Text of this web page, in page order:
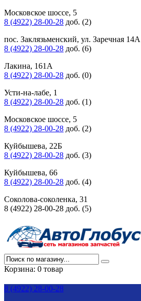
Московское шоссе, 5
8 (4922) 28-00-28 доб. (2)
пос. Заклязьменский, ул. Заречная 14А
8 (4922) 28-00-28 доб. (6)
Лакина, 161А
8 (4922) 28-00-28 доб. (0)
Усти-на-лабе, 1
8 (4922) 28-00-28 доб. (1)
Московское шоссе, 5
8 (4922) 28-00-28 доб. (2)
Куйбышева, 22Б
8 (4922) 28-00-28 доб. (3)
Куйбышева, 66
8 (4922) 28-00-28 доб. (4)
Соколова-соколенка, 31
8 (4922) 28-00-28 доб. (5)
Корзина: 0 товар
8 (4922) 28-00-28